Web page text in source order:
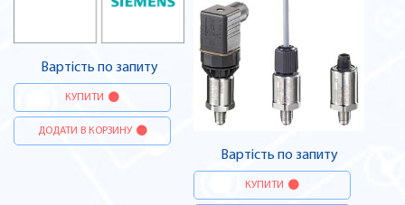
Вартість по запиту
КУПИТИ
ДОДАТИ В КОРЗИНУ
Вартість по запиту
КУПИТИ